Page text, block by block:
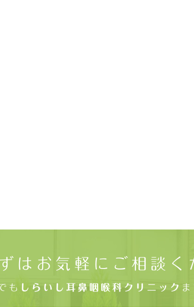
はお気軽にご相談く
も しらいし耳鼻咽喉科クリニック